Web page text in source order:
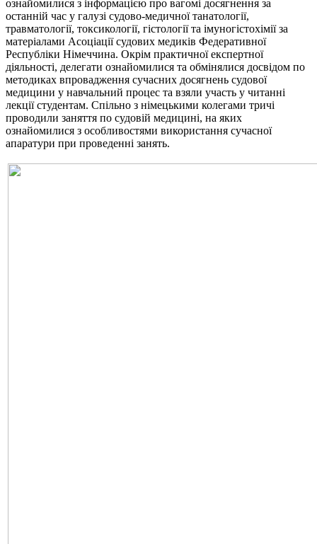
ознайомилися з інформацією про вагомі досягнення за
останній час у галузі судово-медичної танатології,
травматології, токсикології, гістології та імуногістохімії за
матеріалами Асоціації судових медиків Федеративної
Республіки Німеччина. Окрім практичної експертної
діяльності, делегати ознайомилися та обмінялися досвідом по
методиках впровадження сучасних досягнень судової
медицини у навчальний процес та взяли участь у читанні
лекції студентам. Спільно з німецькими колегами тричі
проводили заняття по судовій медицині, на яких
ознайомилися з особливостями використання сучасної
апаратури при проведенні занять.